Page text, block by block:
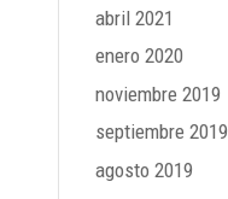
abril 2021
enero 2020
noviembre 2019
septiembre 2019
agosto 2019